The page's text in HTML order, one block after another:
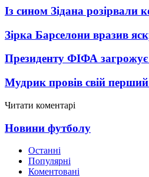
Із сином Зідана розірвали
Зірка Барселони вразив
Президенту ФІФА загрожує
Мудрик провів свій перший
Читати коментарі
Новини футболу
Останні
Популярні
Коментовані